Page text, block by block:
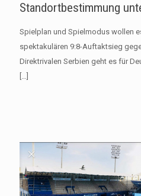
Standortbestimmung
Spielplan und Spielmodus wollen
spektakulären 9:8-Auftaktsieg
Direktrivalen Serbien geht es für
[…]